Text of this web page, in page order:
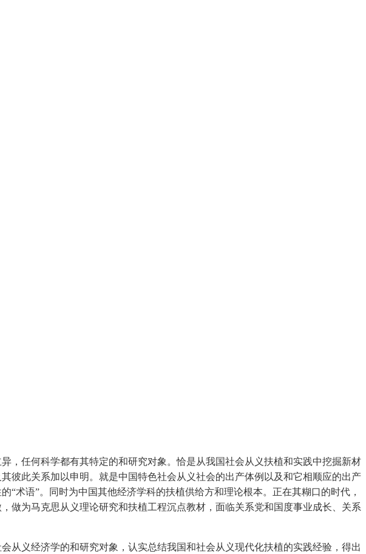
任何科学都有其特定的和研究对象。恰是从我国社会从义扶植和实践中挖掘新材
彼此关系加以申明。就是中国特色社会从义社会的出产体例以及和它相顺应的出产
术语”。同时为中国其他经济学科的扶植供给方和理论根本。正在其糊口的时代，
做为马克思从义理论研究和扶植工程沉点教材，面临关系党和国度事业成长、关系
义经济学的和研究对象，认实总结我国和社会从义现代化扶植的实践经验，得出